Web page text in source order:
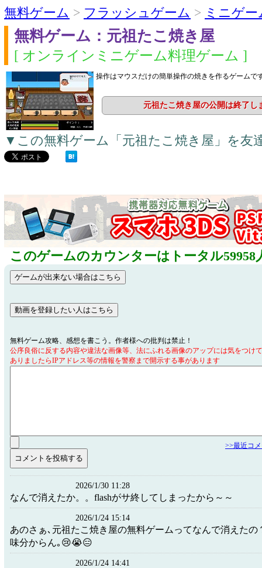
無料ゲーム > フラッシュゲーム > ミニゲー
無料ゲーム：元祖たこ焼き屋
[ オンラインミニゲーム料理ゲーム ]
操作はマウスだけの簡単操作の焼きを作るゲーム
元祖たこ焼き屋の公開は終了し
▼この無料ゲーム「元祖たこ焼き屋」を友
このゲームのカウンターはトータル59958
無料ゲーム攻略、感想を書こう。作者様への批判は禁止！
公序良俗に反する内容や違法な画像等、法にふれる画像のアップには気をつけ
ありましたらIPアドレス等の情報を警察まで開示する事があります
>>最近コ
2026/1/30 11:28
なんで消えたか。。flashがサ終してしまったから～～
2026/1/24 15:14
あのさぁ､元祖たこ焼き屋の無料ゲームってなんで消えたの
味分からん｡😢😭😑
2026/1/24 14:41